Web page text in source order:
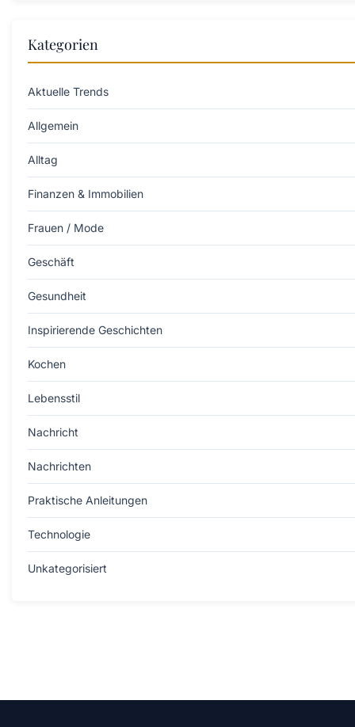
Kategorien
Aktuelle Trends
Allgemein
Alltag
Finanzen & Immobilien
Frauen / Mode
Geschäft
Gesundheit
Inspirierende Geschichten
Kochen
Lebensstil
Nachricht
Nachrichten
Praktische Anleitungen
Technologie
Unkategorisiert